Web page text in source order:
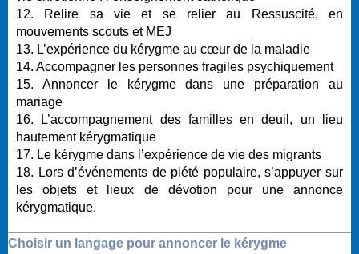
12. Relire sa vie et se relier au Ressuscité, en
mouvements scouts et MEJ
13. L’expérience du kérygme au cœur de la maladie
14. Accompagner les personnes fragiles psychiquement
15. Annoncer le kérygme dans une préparation au
mariage
16. L’accompagnement des familles en deuil, un lieu
hautement kérygmatique
17. Le kérygme dans l’expérience de vie des migrants
18. Lors d’événements de piété populaire, s’appuyer sur
les objets et lieux de dévotion pour une annonce
kérygmatique.
Choisir un langage pour annoncer le kérygme